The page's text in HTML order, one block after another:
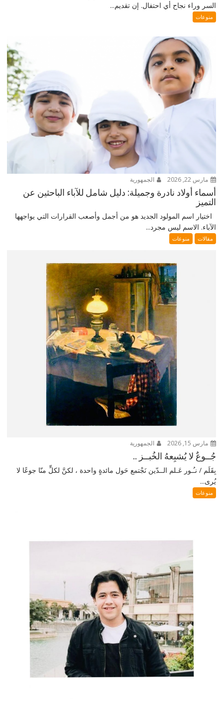
السر وراء نجاح أي احتفال. إن تقديم...
منوعات
مارس 22, 2026 الجمهورية
أسماء أولاد نادرة وجميلة: دليل شامل للآباء الباحثين عن
التميز
اختيار اسم المولود الجديد هو من أجمل وأصعب القرارات التي يواجهها
الآباء. الاسم ليس مجرد...
مقالات منوعات
مارس 15, 2026 الجمهورية
جُــوعٌ لا يُشبِعهُ الخُبــز ..
بِقَلَم / نـُـور عَـلم الــدّين نَجْتمع حَول مائدةٍ واحدة ، لكنَّ لكلٍّ منّا جوعًا لا
يُرى...
منوعات